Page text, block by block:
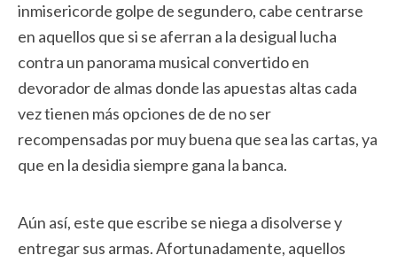
inmisericorde golpe de segundero, cabe centrarse
en aquellos que si se aferran a la desigual lucha
contra un panorama musical convertido en
devorador de almas donde las apuestas altas cada
vez tienen más opciones de de no ser
recompensadas por muy buena que sea las cartas, ya
que en la desidia siempre gana la banca.
Aún así, este que escribe se niega a disolverse y
entregar sus armas. Afortunadamente, aquellos